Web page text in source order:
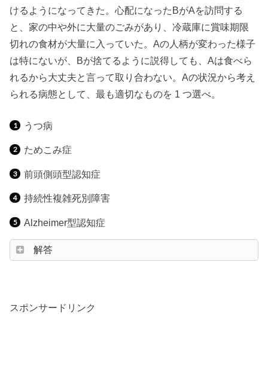
けるようになってきた。心配になったBがAを訪問する
と、家の中や外に大量のごみがあり、冷蔵庫に賞味期限
切れの食材が大量に入っていた。Aの人柄が変わった様子
は特にないが、Bが捨てるように説得しても、Aは食べら
れるから大丈夫と言って取り合わない。Aの状況から考え
られる病態として、最も適切なものを 1 つ選べ。
うつ病
ためこみ症
前頭側頭型認知症
持続性複雑死別障害
Alzheimer型認知症
解答
スポンサードリンク